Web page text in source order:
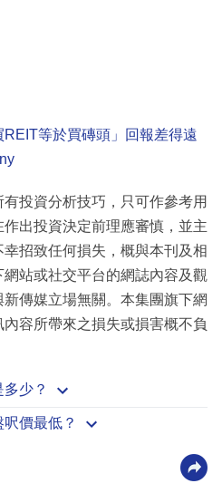
等於買磚頭」回報差得遠
投資分析技巧，只可作參考用
出投資決定前理應審慎，並主
招致任何損失，概與本刊及相
站或社交平台的網誌內容及觀
傳媒立場無關。本集團旗下網
容所帶來之損失或損害概不負
少？
價最低？